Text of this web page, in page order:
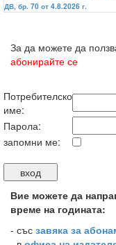
ДВ, бр. 70 от 4.8.2026 г.
За да можете да
абонирайте се
Потребителско
име:
Парола:
запомни ме:
Вие можете да
време на годината:
- със завяка за